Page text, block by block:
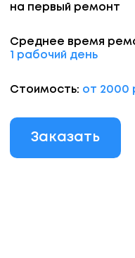
на первый ремонт
Среднее время
1 рабочий день
Стоимость: от 2000
Заказать